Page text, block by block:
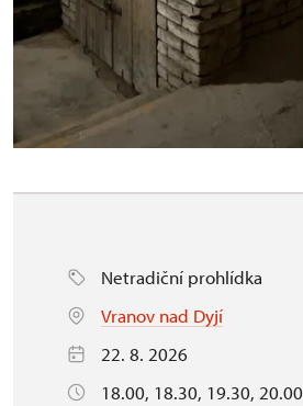
Netradiční prohlídka
Vranov nad Dyjí
22. 8. 2026
18.00, 18.30, 19.30, 20.00